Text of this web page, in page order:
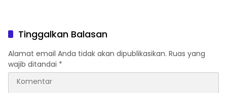
Tinggalkan Balasan
Alamat email Anda tidak akan dipublikasikan. Ruas yang
wajib ditandai *